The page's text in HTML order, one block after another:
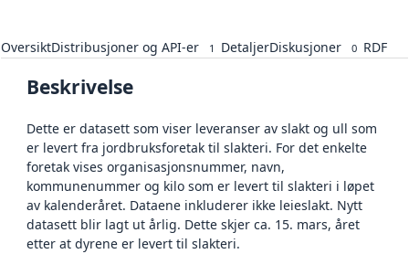
OversiktDistribusjoner og API-er 1 DetaljerDiskusjoner 0 RDF
Beskrivelse
Dette er datasett som viser leveranser av slakt og ull som
er levert fra jordbruksforetak til slakteri. For det enkelte
foretak vises organisasjonsnummer, navn,
kommunenummer og kilo som er levert til slakteri i løpet
av kalenderåret. Dataene inkluderer ikke leieslakt. Nytt
datasett blir lagt ut årlig. Dette skjer ca. 15. mars, året
etter at dyrene er levert til slakteri.